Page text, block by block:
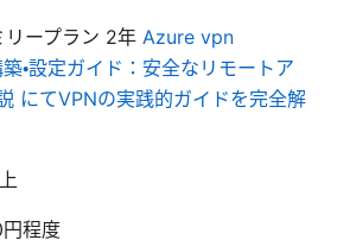
リープラン 2年 Azure vpn
・設定ガイド：安全なリモートア
にてVPNの実践的ガイドを完全解
程度